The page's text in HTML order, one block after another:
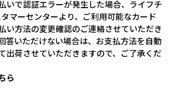
いで認証エラーが発生した場合、ライフチ
マーセンターより、ご利用可能なカード
い方法の変更確認のご連絡させていただき
答いただけない場合は、お支払方法を自動
出荷させていただきますので、ご了承くだ
ら